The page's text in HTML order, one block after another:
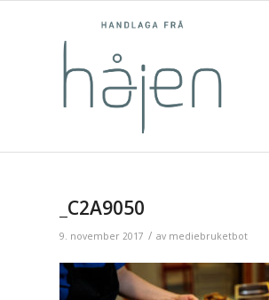
_C2A9050
9. november 2017 / av mediebruketbot